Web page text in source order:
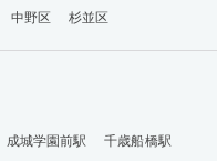
中野区 杉並区
成城学園前駅
千歳船橋駅